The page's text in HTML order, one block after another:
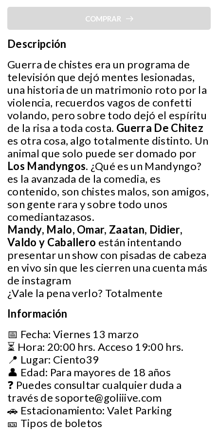
COMPRAR
Descripción
Guerra de chistes era un programa de
televisión que dejó mentes lesionadas,
una historia de un matrimonio roto por la
violencia, recuerdos vagos de confetti
volando, pero sobre todo dejó el espíritu
de la risa a toda costa. Guerra De Chitez
es otra cosa, algo totalmente distinto. Un
animal que solo puede ser domado por
Los Mandyngos. ¿Qué es un Mandyngo?
es la avanzada de la comedia, es
contenido, son chistes malos, son amigos,
son gente rara y sobre todo unos
comediantazasos.
Mandy, Malo, Omar, Zaatan, Didier,
Valdo y Caballero están intentando
presentar un show con pisadas de cabeza
en vivo sin que les cierren una cuenta más
de instagram
¿Vale la pena verlo? Totalmente
Información
📅 Fecha: Viernes 13 marzo
⏳ Hora: 20:00 hrs. Acceso 19:00 hrs.
📍 Lugar: Ciento39
👤 Edad: Para mayores de 18 años
❓ Puedes consultar cualquier duda a
través desoporte@goliiive.com
🚗 Estacionamiento: Valet Parking
🎫 Tipos de boletos